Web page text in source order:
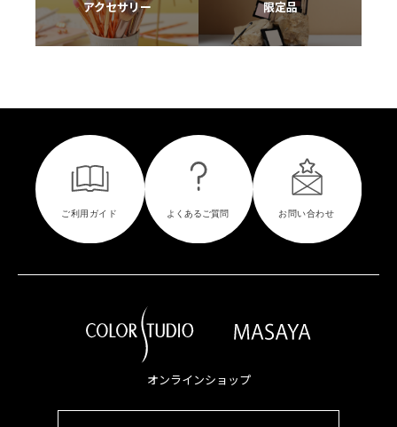
アクセサリー 限定品
オンラインショップ